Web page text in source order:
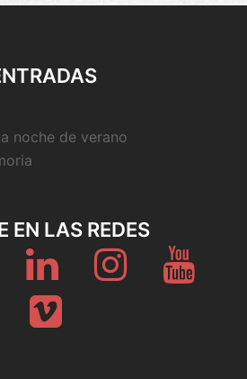
noche de verano
EN LAS REDES
Linkedin Instagram
Vimeo